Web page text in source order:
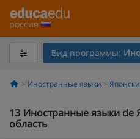
россия
Вид программы:
Иностранные языки
13 Иностранные языки de
область